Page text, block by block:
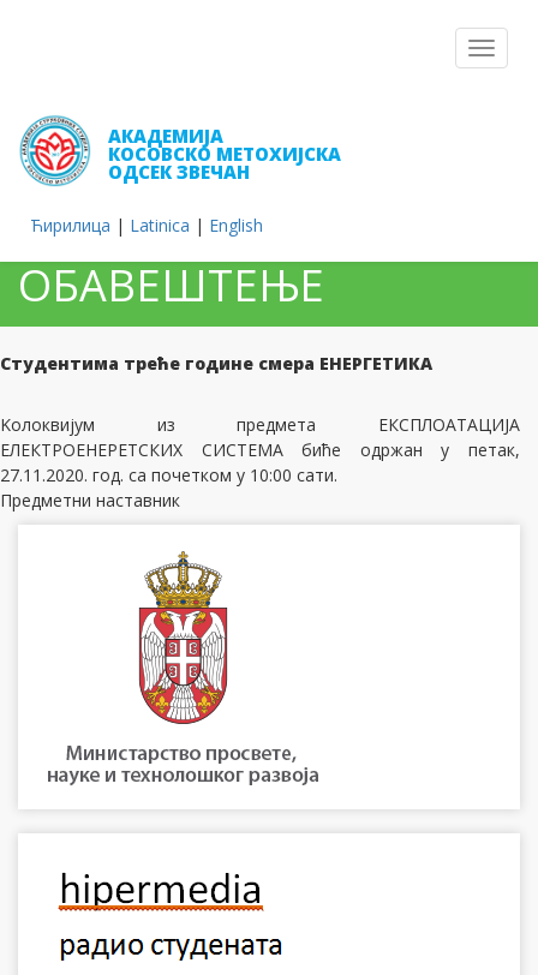
Toggle
АКАДЕМИЈА
КОСОВСКО МЕТОХИЈСКА
ОДСЕК ЗВЕЧАН
Ћирилица | Latinica | English
ОБАВЕШТЕЊЕ
Студентима треће године смера ЕНЕРГЕТИКА
Kолоквијум из предмета ЕКСПЛОАТАЦИЈА
ЕЛЕКТРОЕНЕРЕТСКИХ СИСТЕМА биће одржан у петак,
27.11.2020. год. са почетком у 10:00 сати.
Предметни наставник